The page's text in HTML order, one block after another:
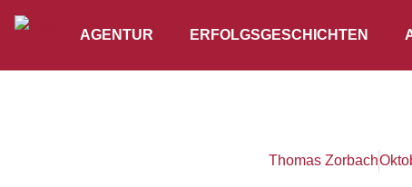
AGENTUR ERFOLGSGESCHICHTEN
Thomas Zorbach